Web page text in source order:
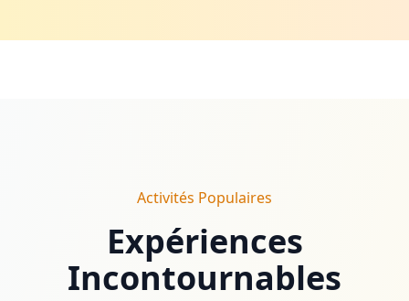
Activités Populaires
Expériences
Incontournables